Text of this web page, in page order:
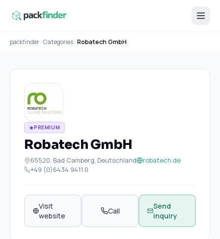
packfinder›Categories›Robatech GmbH
PREMIUM
Robatech GmbH
65520, Bad Camberg, Deutschland
robatech.de
+49 (0)6434 9411 0
Visit
website
Call
Send
inquiry